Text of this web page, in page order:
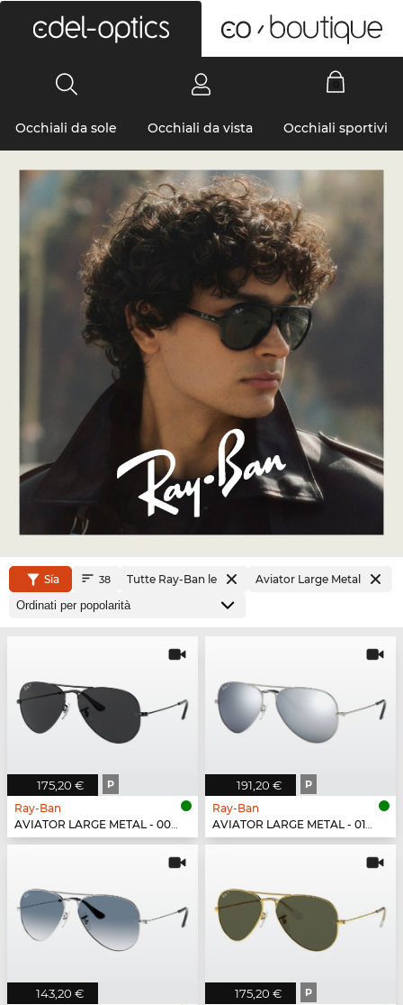
Occhiali da sole Occhiali da vista Occhiali sportivi
Sía 38 Tutte Ray-Ban le Aviator Large Metal
175,20 € P
Ray-Ban
AVIATOR LARGE METAL - 002/48
191,20 € P
Ray-Ban
AVIATOR LARGE METAL - 019/W3
143,20 € 175,20 € P